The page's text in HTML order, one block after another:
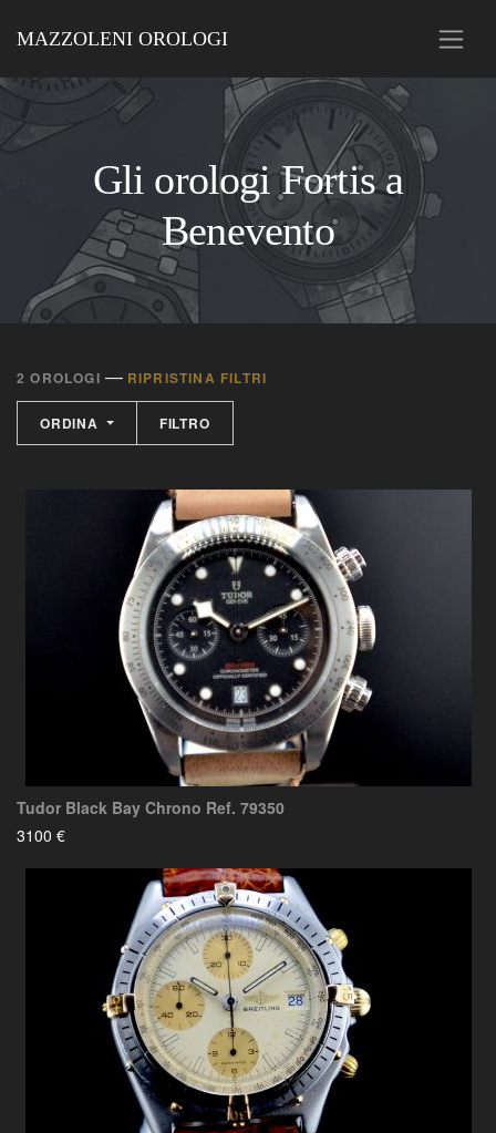
MAZZOLENI OROLOGI
Gli orologi Fortis a
Benevento
2 OROLOGI — RIPRISTINA FILTRI
ORDINA FILTRO
Tudor Black Bay Chrono Ref. 79350
3100 €